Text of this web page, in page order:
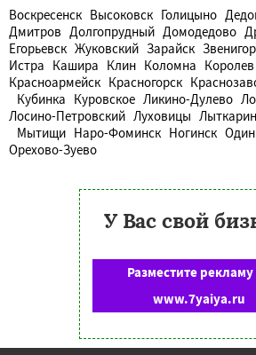
Воскресенск Высоковск Голицыно
Дмитров Долгопрудный Домодедово
Егорьевск Жуковский Зарайск
Истра Кашира Клин Коломна Королев
Красноармейск Красногорск
Кубинка Куровское Ликино-Дулево
Лосино-Петровский Луховицы
Мытищи Наро-Фоминск Ногинск
Орехово-Зуево
У Вас свой
Разместите рекламу
www.7yaiya.ru